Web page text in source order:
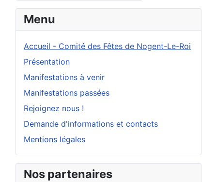
Menu
Accueil - Comité des Fêtes de Nogent-Le-Roi
Présentation
Manifestations à venir
Manifestations passées
Rejoignez nous !
Demande d'informations et contacts
Mentions légales
Nos partenaires